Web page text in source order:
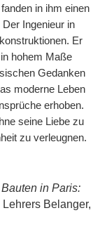
in ihm einen
Ingenieur in
Er
hohem Maße
Gedanken
moderne Leben
erhoben.
seine Liebe zu
zu verleugnen.
in Paris:
Belanger,